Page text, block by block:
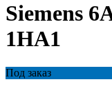
Siemens
1HA1
Под заказ